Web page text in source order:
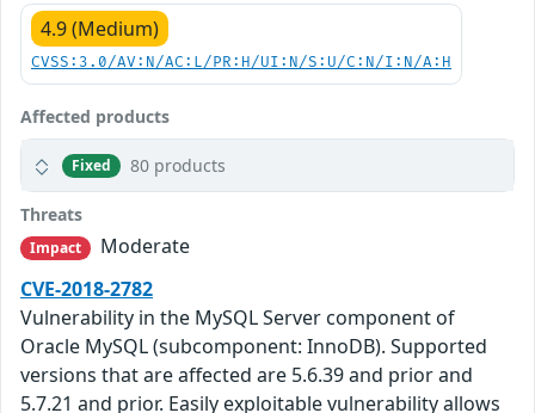
4.9 (Medium)
CVSS:3.0/AV:N/AC:L/PR:H/UI:N/S:U/C:N/I:N/A:H
Affected products
Fixed 80 products
Threats
Impact
Moderate
CVE-2018-2782
Vulnerability in the MySQL Server component of
Oracle MySQL (subcomponent: InnoDB). Supported
versions that are affected are 5.6.39 and prior and
5.7.21 and prior. Easily exploitable vulnerability allows